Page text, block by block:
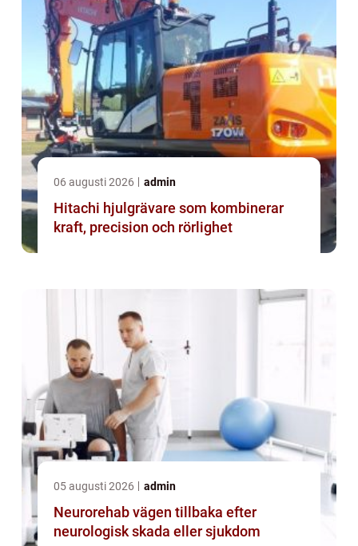
06 augusti 2026 admin
Hitachi hjulgrävare som kombinerar
kraft, precision och rörlighet
05 augusti 2026 admin
Neurorehab vägen tillbaka efter
neurologisk skada eller sjukdom